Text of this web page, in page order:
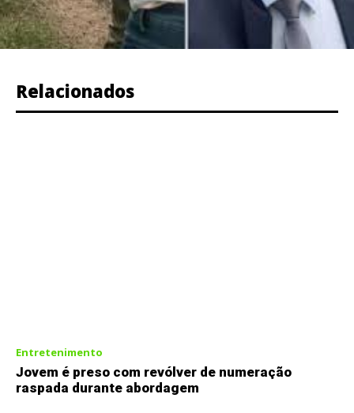
Relacionados
Entretenimento
Jovem é preso com revólver de numeração
raspada durante abordagem